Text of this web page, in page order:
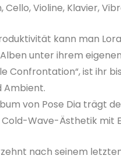
Cello, Violine, Klavier,
kann man
unter ihrem
Confrontation“, ist ihr
Ambient.
von Pose Dia trägt
Wave-Ästhetik mit
nach seinem